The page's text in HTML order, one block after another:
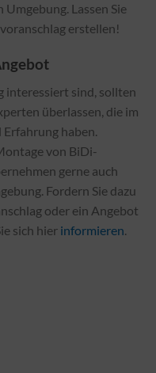
Lassen Sie
erstellen!
interessiert sind, sollten
überlassen, die im
haben.
von BiDi-
gerne auch
Fordern Sie dazu
oder ein Angebot
sich hier informieren